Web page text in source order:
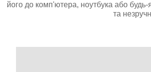
його до комп'ютера, ноутбука або
та